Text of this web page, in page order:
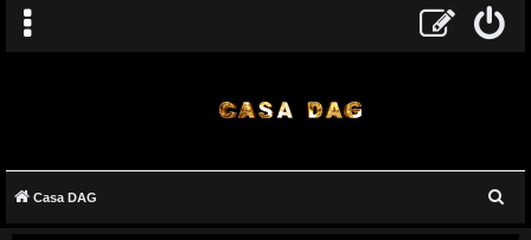
Casa DAG